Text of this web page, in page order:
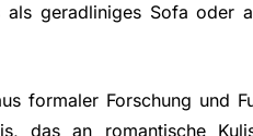
als geradliniges Sofa oder
formaler Forschung und
das an romantische